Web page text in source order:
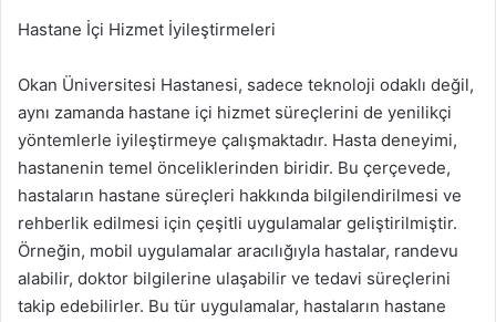
Hastane İçi Hizmet İyileştirmeleri
Okan Üniversitesi Hastanesi, sadece teknoloji odaklı değil,
aynı zamanda hastane içi hizmet süreçlerini de yenilikçi
yöntemlerle iyileştirmeye çalışmaktadır. Hasta deneyimi,
hastanenin temel önceliklerinden biridir. Bu çerçevede,
hastaların hastane süreçleri hakkında bilgilendirilmesi ve
rehberlik edilmesi için çeşitli uygulamalar geliştirilmiştir.
Örneğin, mobil uygulamalar aracılığıyla hastalar, randevu
alabilir, doktor bilgilerine ulaşabilir ve tedavi süreçlerini
takip edebilirler. Bu tür uygulamalar, hastaların hastane